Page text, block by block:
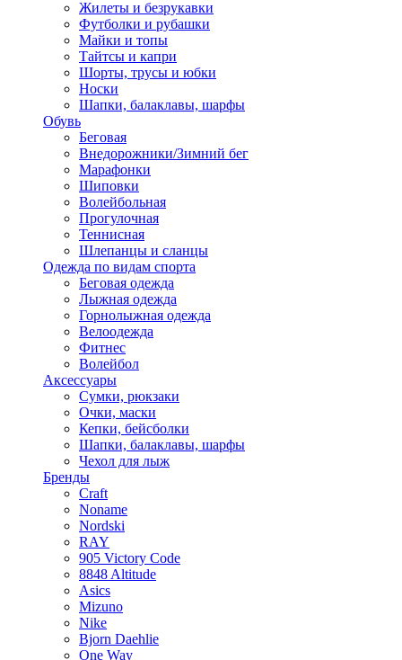
Жилеты и безрукавки
Футболки и рубашки
Майки и топы
Тайтсы и капри
Шорты, трусы и юбки
Носки
Шапки, балаклавы, шарфы
Обувь
Беговая
Внедорожники/Зимний бег
Марафонки
Шиповки
Волейбольная
Прогулочная
Теннисная
Шлепанцы и сланцы
Одежда по видам спорта
Беговая одежда
Лыжная одежда
Горнолыжная одежда
Велоодежда
Фитнес
Волейбол
Аксессуары
Сумки, рюкзаки
Очки, маски
Кепки, бейсболки
Шапки, балаклавы, шарфы
Чехол для лыж
Бренды
Craft
Noname
Nordski
RAY
905 Victory Code
8848 Altitude
Asics
Mizuno
Nike
Bjorn Daehlie
One Way